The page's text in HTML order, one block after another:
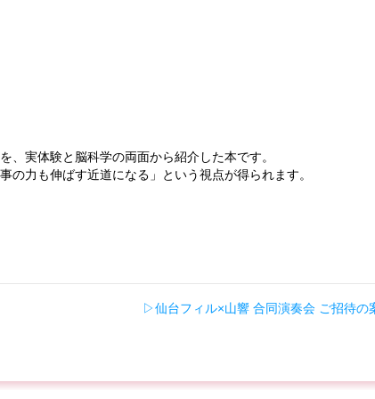
実体験と脳科学の両面から紹介した本です。
の力も伸ばす近道になる」という視点が得られます。
▷仙台フィル×山響 合同演奏会 ご招待の